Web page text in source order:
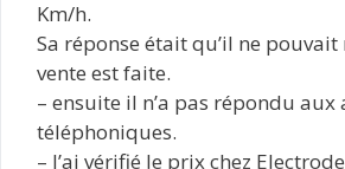
Km/h.
Sa réponse était qu’il ne
vente est faite.
– ensuite il n’a pas répondu aux
téléphoniques.
– J’ai vérifié le prix chez